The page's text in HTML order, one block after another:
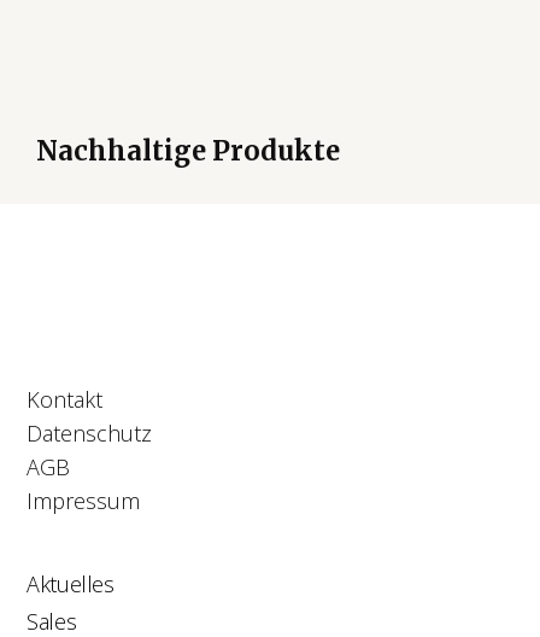
Nachhaltige Produkte
Kontakt
Datenschutz
AGB
Impressum
Aktuelles
Sales